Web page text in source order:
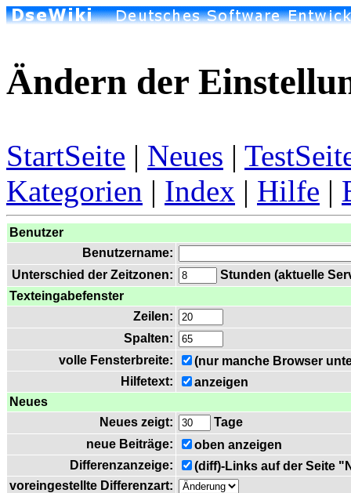
Ändern der
StartSeite | Neues |
Kategorien | Index | Hilfe |
Benutzer
Benutzername:
Unterschied der Zeitzonen:
Stunden (aktuelle
Texteingabefenster
Zeilen:
Spalten:
volle Fensterbreite:
(nur manche Browser
Hilfetext:
anzeigen
Neues
Neues zeigt:
Tage
neue Beiträge:
oben anzeigen
Differenzanzeige:
(diff)-Links auf der Seite
voreingestellte Differenzart: